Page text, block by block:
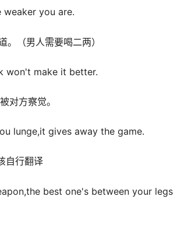
you are.
（男人需要喝二两）
make it better.
方察觉。
lunge,it gives away the game.
行翻译
best one's between your legs